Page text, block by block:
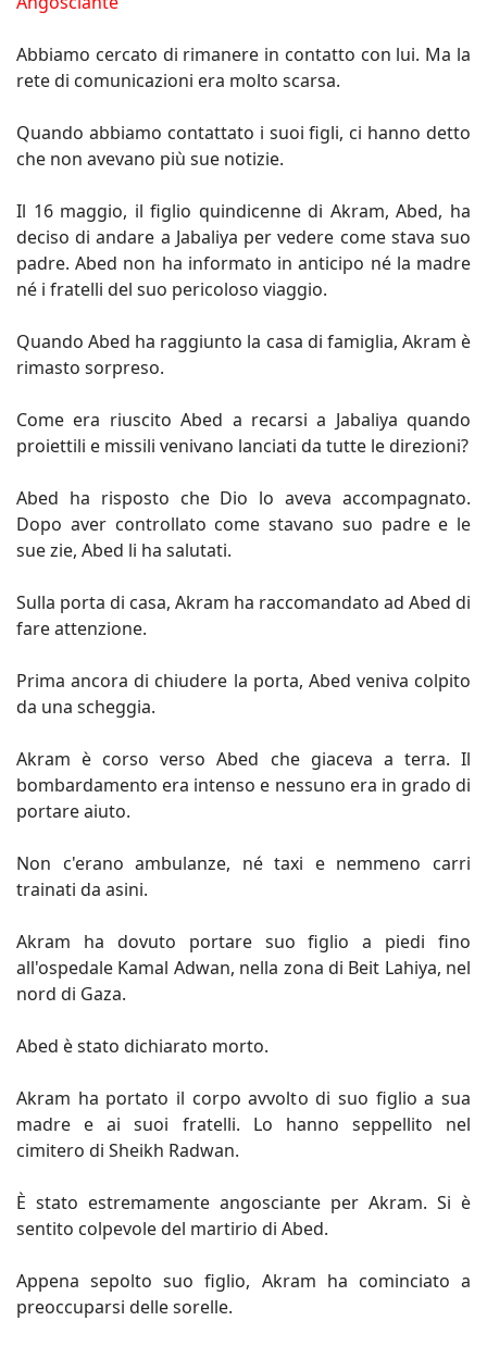
Abbiamo cercato di rimanere in contatto con lui. Ma la
rete di comunicazioni era molto scarsa.
Quando abbiamo contattato i suoi figli, ci hanno detto
che non avevano più sue notizie.
Il 16 maggio, il figlio quindicenne di Akram, Abed, ha
deciso di andare a Jabaliya per vedere come stava suo
padre. Abed non ha informato in anticipo né la madre
né i fratelli del suo pericoloso viaggio.
Quando Abed ha raggiunto la casa di famiglia, Akram è
rimasto sorpreso.
Come era riuscito Abed a recarsi a Jabaliya quando
proiettili e missili venivano lanciati da tutte le direzioni?
Abed ha risposto che Dio lo aveva accompagnato.
Dopo aver controllato come stavano suo padre e le
sue zie, Abed li ha salutati.
Sulla porta di casa, Akram ha raccomandato ad Abed di
fare attenzione.
Prima ancora di chiudere la porta, Abed veniva colpito
da una scheggia.
Akram è corso verso Abed che giaceva a terra. Il
bombardamento era intenso e nessuno era in grado di
portare aiuto.
Non c'erano ambulanze, né taxi e nemmeno carri
trainati da asini.
Akram ha dovuto portare suo figlio a piedi fino
all'ospedale Kamal Adwan, nella zona di Beit Lahiya, nel
nord di Gaza.
Abed è stato dichiarato morto.
Akram ha portato il corpo avvolto di suo figlio a sua
madre e ai suoi fratelli. Lo hanno seppellito nel
cimitero di Sheikh Radwan.
È stato estremamente angosciante per Akram. Si è
sentito colpevole del martirio di Abed.
Appena sepolto suo figlio, Akram ha cominciato a
preoccuparsi delle sorelle.